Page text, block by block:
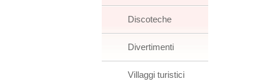
Discoteche
Divertimenti
Villaggi turistici